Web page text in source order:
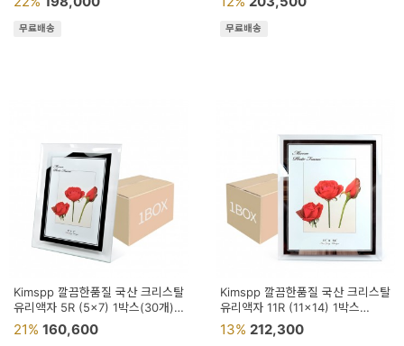
무료배송 무료배송
Kimspp 깔끔한품질 국산 크리스탈
유리액자 5R (5x7) 1박스(30개)
사진 그림 액자
21% 160,600
Kimspp 깔끔한품질 국산 크리스탈
유리액자 11R (11x14) 1박스
(10개) 가족 사진 아기 웨딩 그림
액자
13% 212,300